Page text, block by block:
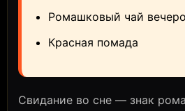
Ромашковый чай
Красная помада
Свидание во сне — знак